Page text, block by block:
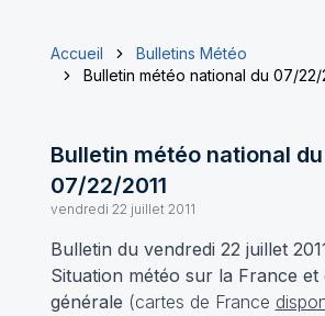
Accueil
Bulletins Météo
Bulletin météo national du 07/22/
Bulletin météo national du
07/22/2011
vendredi 22 juillet 2011
Bulletin du vendredi 22 juillet
Situation météo sur la France et
générale (cartes de France